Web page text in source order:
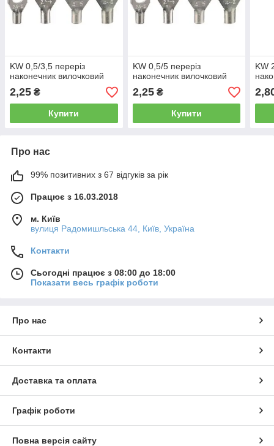
KW 0,5/3,5 переріз
наконечник вилочковий
2,25 ₴
Купити
KW 0,5/5 переріз
наконечник вилочковий
2,25₴
Купити
KW
Про нас
99% позитивних з 67 відгуків за рік
Працює з 16.03.2018
м. Київ
вулиця Радомишльська 44, Київ, Україна
Контакти
Сьогодні працює з 08:00 до 18:00
Показати весь графік роботи
Про нас
Контакти
Доставка та оплата
Графік роботи
Повна версія сайту